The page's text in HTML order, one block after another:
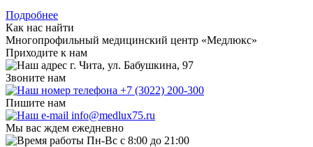
Подробнее
Как нас найти
Многопрофильный медицинский центр «Медлюкс»
Приходите к нам
г. Чита, ул. Бабушкина, 97
Звоните нам
+7 (3022) 200-300
Пишите нам
info@medlux75.ru
Мы вас ждем ежедневно
Пн-Вс с 8:00 до 21:00